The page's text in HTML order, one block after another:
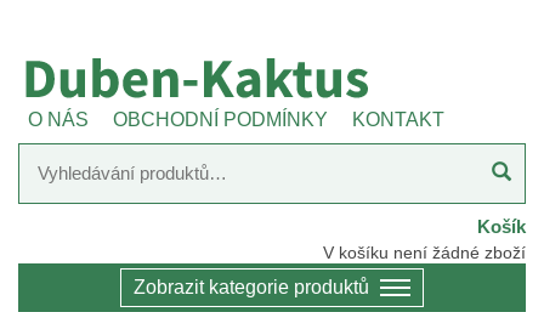
O NÁS OBCHODNÍ PODMÍNKY KONTAKT
Košík
V košíku není žádné zboží
Zobrazit kategorie produktů